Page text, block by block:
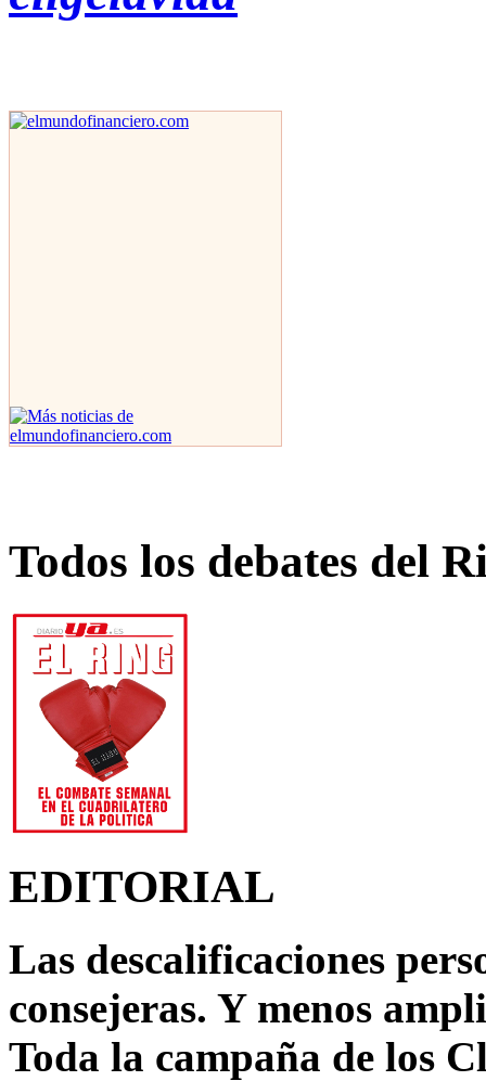
Todos los debates del
EDITORIAL
Las descalificaciones
consejeras. Y menos
Toda la campaña de los